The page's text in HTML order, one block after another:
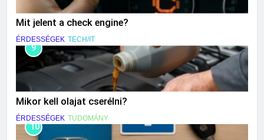
Mit jelent a check engine?
ÉRDESSÉGEK TECH/IT
9
Mikor kell olajat cserélni?
ÉRDESSÉGEK TUDOMÁNY
10